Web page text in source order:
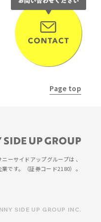
NEXT
Page top
ーサイドアップグループは 、
です。
（証券コード2180）。
SIDE UP GROUP INC.